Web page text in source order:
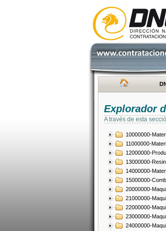
Explorador
A través de esta
10000000-
11000000-
12000000-
13000000-
14000000-
15000000-
20000000-
21000000-
22000000-
23000000-
24000000-